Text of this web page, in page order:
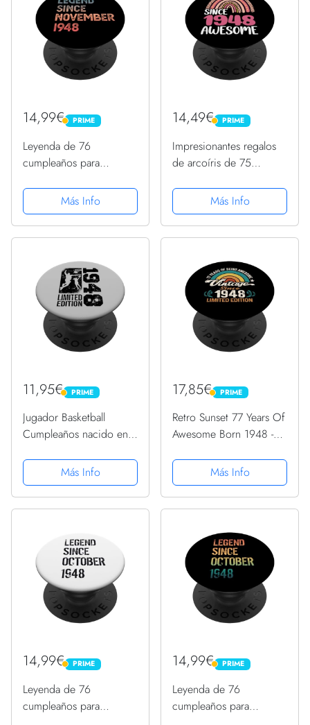
14,99€ PRIME
PRIME
Leyenda de 76
cumpleaños para
desde noviembre de
1948 PopSockets
PopGrip Adhesivo
Más Info
14,49€ PRIME
PRIME
Impresionantes regalos
de arcoíris de 75
nacidos en 1948
PopSockets PopGrip
Intercambiable
Más Info
11,95€ PRIME
PRIME
Jugador Basketball
Cumpleaños nacido en
PopSockets PopGrip
Adhesivo
Más Info
17,85€ PRIME
PRIME
Retro Sunset 77 Years Of
Awesome Born 1948 -
PopSockets PopGrip
Adhesivo
Más Info
14,99€ PRIME
PRIME
Leyenda de 76
cumpleaños para
14,99€ PRIME
PRIME
Leyenda de 76
cumpleaños para